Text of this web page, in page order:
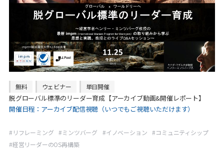
無料 ウェビナー 単日開催
脱グローバル標準のリーダー育成【アーカイブ動画&開催レポート】
開催日程： アーカイブ配信視聴（いつでもご視聴いただけます）
# リフレーミング #ミンツバーグ #イノベーション #コミュニティシップ
#経営リーダーのOS再構築